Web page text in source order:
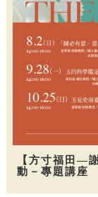
【方寸福田—
動－專題講座